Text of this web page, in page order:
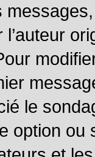
le
option ou